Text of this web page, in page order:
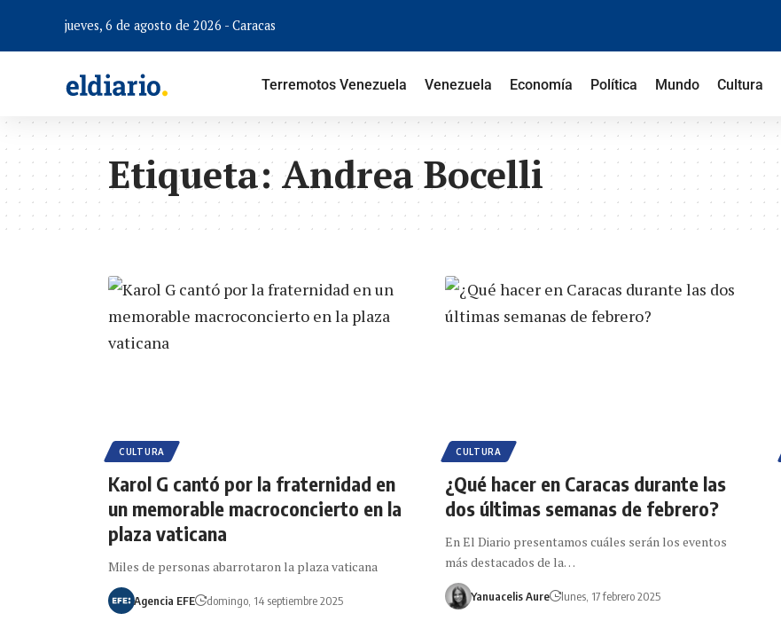
jueves, 6 de agosto de 2026 - Caracas
Terremotos Venezuela Venezuela Economía Política Mundo Cultura
Etiqueta:Andrea Bocelli
CULTURA
Karol G cantó por la fraternidad en
un memorable macroconcierto en la
plaza vaticana
Miles de personas abarrotaron la plaza vaticana
Agencia EFE domingo, 14 septiembre 2025
CULTURA
¿Qué hacer en Caracas durante las
dos últimas semanas de febrero?
En El Diario presentamos cuáles serán los eventos
más destacados de la…
Yanuacelis Aure lunes, 17 febrero 2025